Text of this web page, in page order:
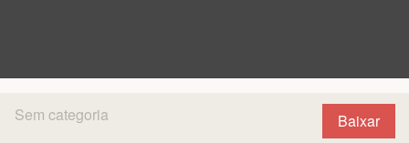
Baixar
Sem categoria